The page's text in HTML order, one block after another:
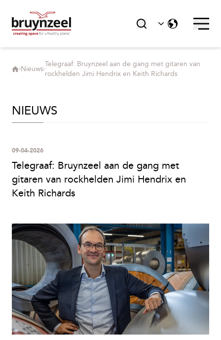
Bruynzeel Group
Nieuws
Telegraaf: Bruynzeel aan de gang met gitaren van
rockhelden Jimi Hendrix en Keith Richards
NIEUWS
Telegraaf: Bruynzeel aan de gang met
gitaren van rockhelden Jimi Hendrix en
Keith Richards
09-04-2026